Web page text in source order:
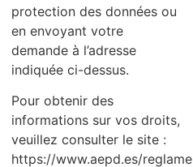
protection des données ou
en envoyant votre
demande à l’adresse
indiquée ci-dessus.
Pour obtenir des
informations sur vos droits,
veuillez consulter le site :
https://www.aepd.es/